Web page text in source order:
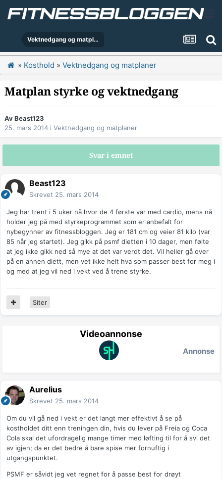
Vektnedgang og matplaner
» Kosthold » Vektnedgang og matplaner
Matplan styrke og vektnedgang
AvBeast123
25. mars 2014 i Vektnedgang og matplaner
Svar i emnet
Beast123
Skrevet 25. mars 2014
Jeg har trent i 5 uker nå hvor de 4 første var med cardio, mens nå
holder jeg på med styrkeprogrammet som er anbefalt for
nybegynner av fitnessbloggen. Jeg er 181 cm og veier 81 kilo (var
85 når jeg startet). Jeg gikk på psmf dietten i 10 dager, men følte
at jeg ikke gikk ned så mye at det var verdt det. Vil heller gå over
på en annen diett, men vet ikke helt hva som passer best for meg i
og med at jeg vil ned i vekt ved å trene styrke.
Siter
Videoannonse
Annonse
Aurelius
Skrevet 25. mars 2014
Om du vil gå ned i vekt er det langt mer effektivt å se på
kostholdet ditt enn treningen din, hvis du lever på Freia og Coca
Cola skal det ufordragelig mange timer med løfting til for å svi det
av igjen; da er det bedre å bare spise mer fornuftig i
utgangspunktet.
PSMF er såvidt jeg vet regnet for å passe best for drøyt